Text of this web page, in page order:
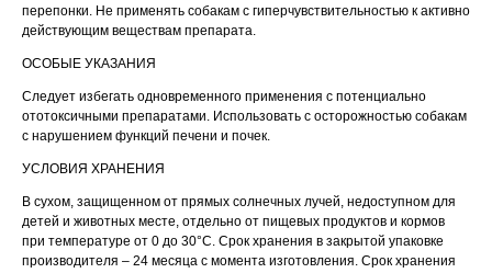
перепонки. Не применять собакам с гиперчувствительностью к активно
действующим веществам препарата.
ОСОБЫЕ УКАЗАНИЯ
Следует избегать одновременного применения с потенциально
ототоксичными препаратами. Использовать с осторожностью собакам
с нарушением функций печени и почек.
УСЛОВИЯ ХРАНЕНИЯ
В сухом, защищенном от прямых солнечных лучей, недоступном для
детей и животных месте, отдельно от пищевых продуктов и кормов
при температуре от 0 до 30°С. Срок хранения в закрытой упаковке
производителя – 24 месяца с момента изготовления. Срок хранения